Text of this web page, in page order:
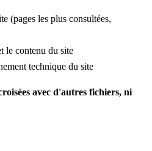
(pages les plus consultées,
le contenu du site
technique du site
avec d'autres fichiers, ni